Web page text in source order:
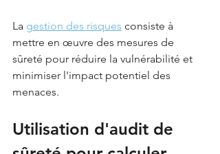
La gestion des risques consiste à
mettre en œuvre des mesures de
sûreté pour réduire la vulnérabilité et
minimiser l'impact potentiel des
menaces.
Utilisation d'audit de